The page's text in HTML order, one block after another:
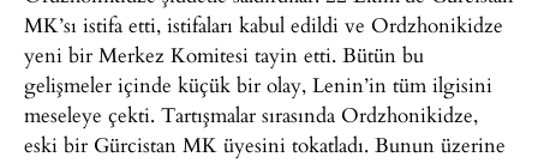
MK’sı istifa etti, istifaları kabul edildi ve Ordzhonikidze
yeni bir Merkez Komitesi tayin etti. Bütün bu
gelişmeler içinde küçük bir olay, Lenin’in tüm ilgisini
meseleye çekti. Tartışmalar sırasında Ordzhonikidze,
eski bir Gürcistan MK üyesini tokatladı. Bunun üzerine